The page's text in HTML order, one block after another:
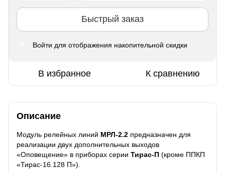
Быстрый заказ
Войти для отображения накопительной скидки
В избранное К сравнению
Описание
Модуль релейных линий МРЛ-2.2 предназначен для
реализации двух дополнительных выходов
«Оповещение» в приборах серии Тирас-П (кроме ППКП
«Тирас-16.128 П»).